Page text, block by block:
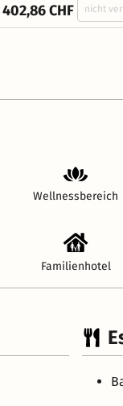
402,86 CHF nicht
Wellnessbereich
Familienhotel